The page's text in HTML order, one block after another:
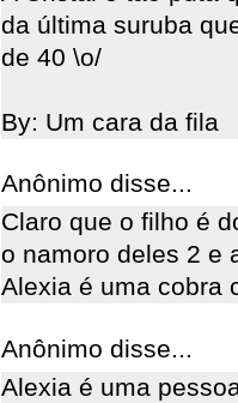
da última suruba
de 40 \o/
By: Um cara da fila
Anônimo disse...
Claro que o filho é
o namoro deles 2 e
Alexia é uma cobra
Anônimo disse...
Alexia é uma